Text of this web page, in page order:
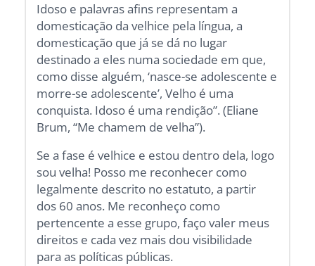
Idoso e palavras afins representam a
domesticação da velhice pela língua, a
domesticação que já se dá no lugar
destinado a eles numa sociedade em que,
como disse alguém, ‘nasce-se adolescente e
morre-se adolescente’, Velho é uma
conquista. Idoso é uma rendição”. (Eliane
Brum, “Me chamem de velha”).
Se a fase é velhice e estou dentro dela, logo
sou velha! Posso me reconhecer como
legalmente descrito no estatuto, a partir
dos 60 anos. Me reconheço como
pertencente a esse grupo, faço valer meus
direitos e cada vez mais dou visibilidade
para as políticas públicas.